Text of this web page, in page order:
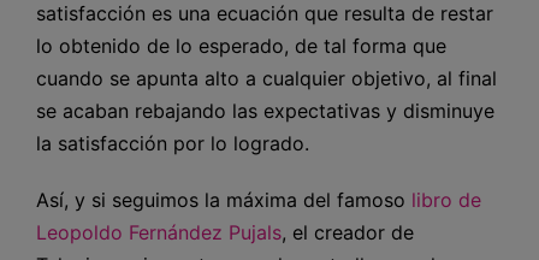
satisfacción es una ecuación que resulta de restar
lo obtenido de lo esperado, de tal forma que
cuando se apunta alto a cualquier objetivo, al final
se acaban rebajando las expectativas y disminuye
la satisfacción por lo logrado.
Así, y si seguimos la máxima del famoso libro de
Leopoldo Fernández Pujals, el creador de